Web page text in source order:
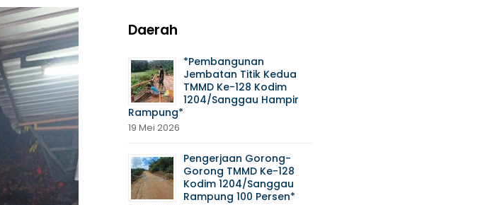
Daerah
*Pembangunan
Jembatan Titik Kedua
TMMD Ke-128 Kodim
1204/Sanggau Hampir
Rampung*
19 Mei 2026
Pengerjaan Gorong-
Gorong TMMD Ke-128
Kodim 1204/Sanggau
Rampung 100 Persen*